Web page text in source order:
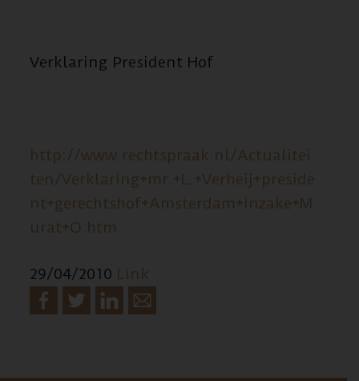
Verklaring President Hof
http://www.rechtspraak.nl/Actualitei
ten/Verklaring+mr.+L.+Verheij+preside
nt+gerechtshof+Amsterdam+inzake+M
urat+O.htm
29/04/2010 Link